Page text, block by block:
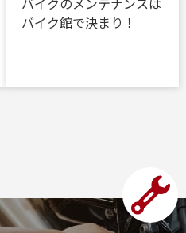
バイク館で決まり！